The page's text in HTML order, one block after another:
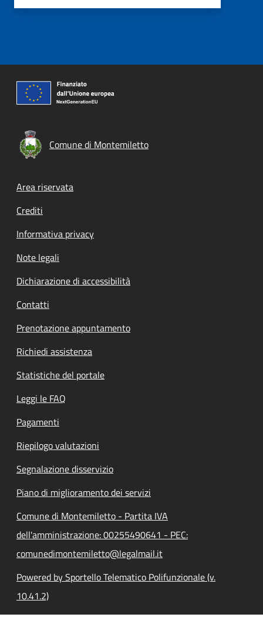
Comune di Montemiletto
Footer menu
Area riservata
Crediti
Informativa privacy
Note legali
Dichiarazione di accessibilità
Contatti
Prenotazione appuntamento
Richiedi assistenza
Statistiche del portale
Leggi le FAQ
Pagamenti
Riepilogo valutazioni
Segnalazione disservizio
Piano di miglioramento dei servizi
Comune di Montemiletto - Partita IVA
dell'amministrazione: 00255490641 - PEC:
comunedimontemiletto@legalmail.it
Powered by Sportello Telematico Polifunzionale (v.
10.41.2)